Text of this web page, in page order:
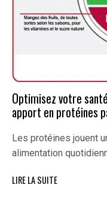
Optimisez votre
apport en protéines
Les protéines jouent
alimentation
LIRE LA SUITE